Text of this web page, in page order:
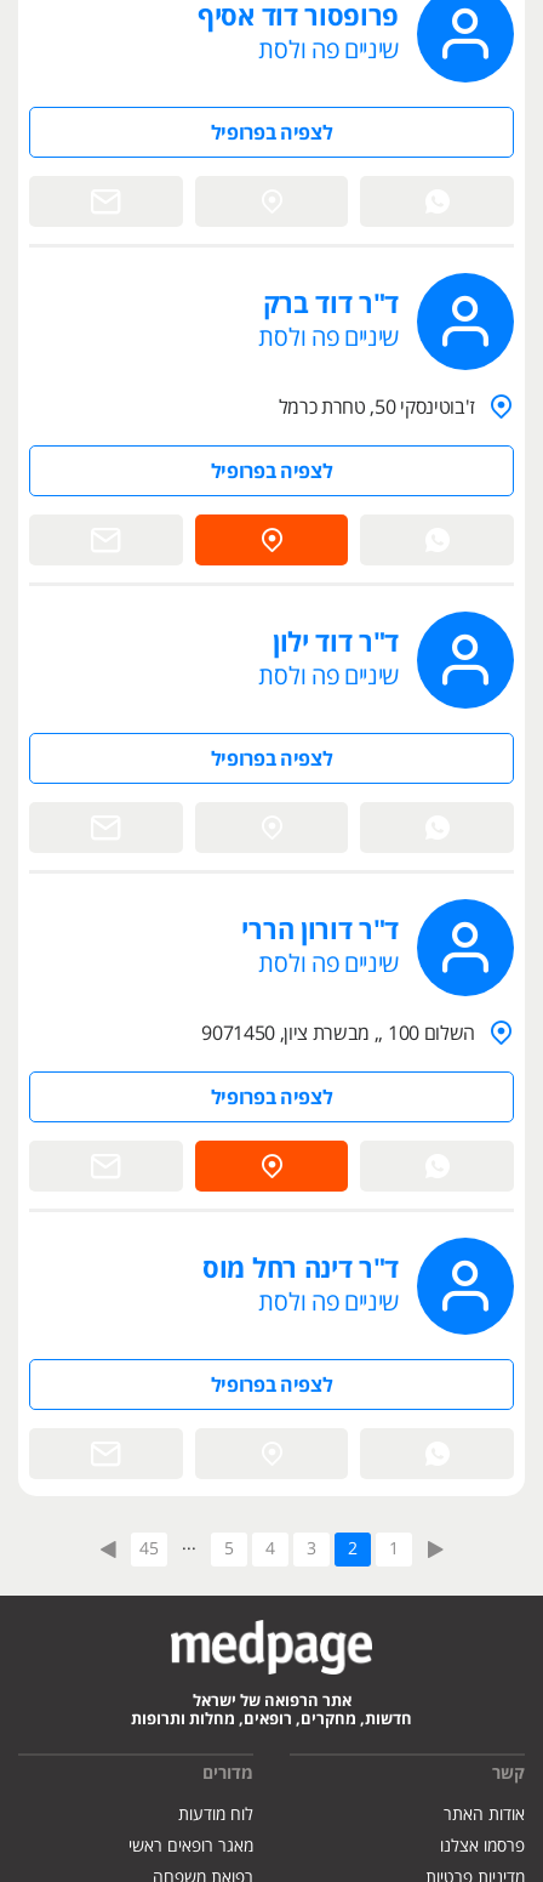
פרופסור דוד אסיף
שיניים פה ולסת
לצפיה בפרופיל
ד"ר דוד ברק
שיניים פה ולסת
ז'בוטינסקי 50, טחרת כרמל
לצפיה בפרופיל
ד"ר דוד ילון
שיניים פה ולסת
לצפיה בפרופיל
ד"ר דורון הררי
שיניים פה ולסת
השלום 100 ,, מבשרת ציון, 9071450
לצפיה בפרופיל
ד"ר דינה רחל מוס
שיניים פה ולסת
לצפיה בפרופיל
1
2
3
4
5
...
45
אתר הרפואה של ישראל
חדשות, מחקרים, רופאים, מחלות ותרופות
קשר
אודות האתר
פרסמו אצלנו
מדיניות פרטיות
מדורים
לוח מודעות
מאגר רופאים ראשי
רפואת משפחה